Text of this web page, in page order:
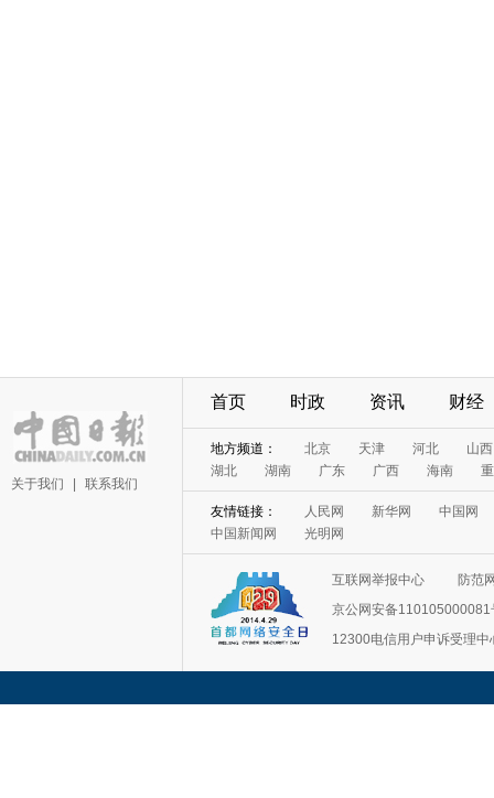
关于我们 联系我们
首页 时政 资讯 财经
地方频道： 北京 天津 河北
山西
湖北
湖南 广东 广西 海南
友情链接： 人民网 新华网
中国网
中国新闻网
光明网
互联网举报中心
防范
京公网安备110105000081
12300电信用户申诉受理中